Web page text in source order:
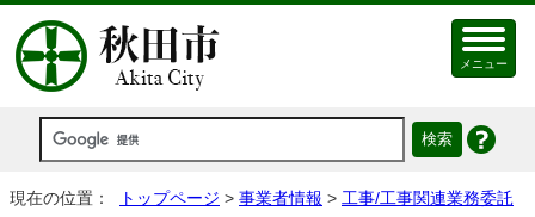
メニュー
現在の位置： トップページ > 事業者情報 > 工事/工事関連業務委託